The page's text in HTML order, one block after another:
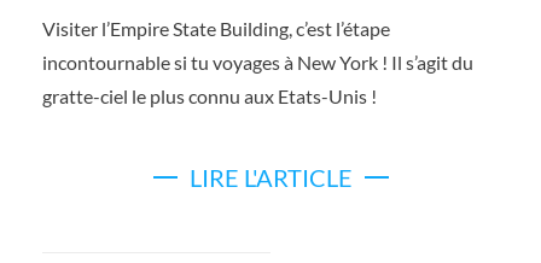
Visiter l’Empire State Building, c’est l’étape
incontournable si tu voyages à New York ! Il s’agit du
gratte-ciel le plus connu aux Etats-Unis !
LIRE L'ARTICLE